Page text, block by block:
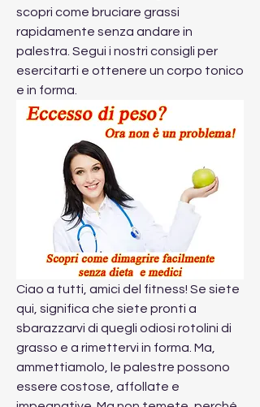
scopri come bruciare grassi
rapidamente senza andare in
palestra. Segui i nostri consigli per
esercitarti e ottenere un corpo tonico
e in forma.
Ciao a tutti, amici del fitness! Se siete
qui, significa che siete pronti a
sbarazzarvi di quegli odiosi rotolini di
grasso e a rimettervi in forma. Ma,
ammettiamolo, le palestre possono
essere costose, affollate e